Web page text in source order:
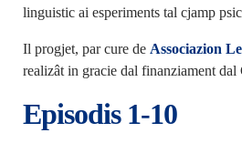
linguistic ai esperiments tal cjamp
Il progjet, par cure de Associazion
realizât in gracie dal finanziament dal
Episodis 1-10